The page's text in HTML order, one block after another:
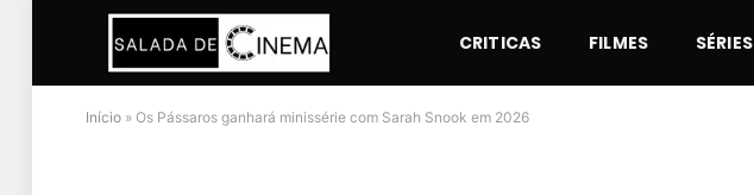
CRITICAS FILMES SÉRIES
Início » Os Pássaros ganhará minissérie com Sarah Snook em 2026